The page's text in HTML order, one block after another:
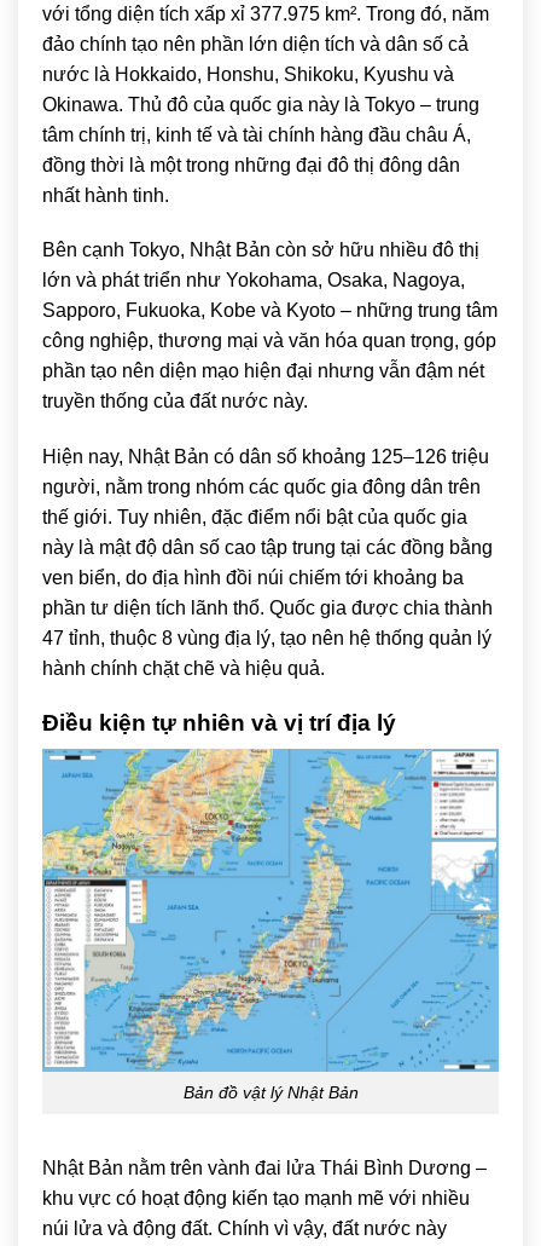
với tổng diện tích xấp xỉ 377.975 km². Trong đó, năm
đảo chính tạo nên phần lớn diện tích và dân số cả
nước là Hokkaido, Honshu, Shikoku, Kyushu và
Okinawa. Thủ đô của quốc gia này là Tokyo – trung
tâm chính trị, kinh tế và tài chính hàng đầu châu Á,
đồng thời là một trong những đại đô thị đông dân
nhất hành tinh.
Bên cạnh Tokyo, Nhật Bản còn sở hữu nhiều đô thị
lớn và phát triển như Yokohama, Osaka, Nagoya,
Sapporo, Fukuoka, Kobe và Kyoto – những trung tâm
công nghiệp, thương mại và văn hóa quan trọng, góp
phần tạo nên diện mạo hiện đại nhưng vẫn đậm nét
truyền thống của đất nước này.
Hiện nay, Nhật Bản có dân số khoảng 125–126 triệu
người, nằm trong nhóm các quốc gia đông dân trên
thế giới. Tuy nhiên, đặc điểm nổi bật của quốc gia
này là mật độ dân số cao tập trung tại các đồng bằng
ven biển, do địa hình đồi núi chiếm tới khoảng ba
phần tư diện tích lãnh thổ. Quốc gia được chia thành
47 tỉnh, thuộc 8 vùng địa lý, tạo nên hệ thống quản lý
hành chính chặt chẽ và hiệu quả.
Điều kiện tự nhiên và vị trí địa lý
Bản đồ vật lý Nhật Bản
Nhật Bản nằm trên vành đai lửa Thái Bình Dương –
khu vực có hoạt động kiến tạo mạnh mẽ với nhiều
núi lửa và động đất. Chính vì vậy, đất nước này